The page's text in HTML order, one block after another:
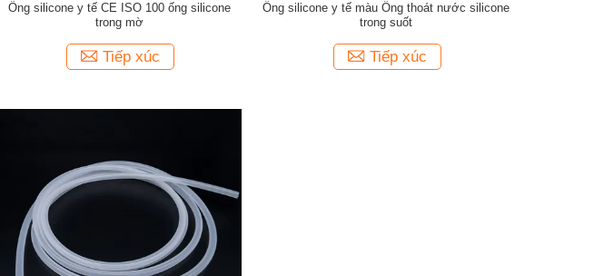
Ống silicone y tế CE ISO 100 ống silicone
trong mờ
Tiếp xúc
Ống silicone y tế màu Ống thoát nước silicone
trong suốt
Tiếp xúc